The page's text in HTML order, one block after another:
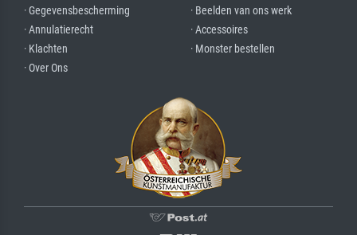
· Gegevensbescherming
· Annulatierecht
· Klachten
· Over Ons
· Beelden van ons werk
· Accessoires
· Monster bestellen